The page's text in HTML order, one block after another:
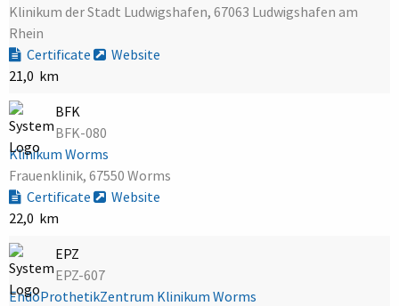
Klinikum der Stadt Ludwigshafen, 67063 Ludwigshafen am
Rhein
Certificate
Website
21,0 km
BFK
BFK-080
Klinikum Worms
Frauenklinik, 67550 Worms
Certificate
Website
22,0 km
EPZ
EPZ-607
EndoProthetikZentrum Klinikum Worms